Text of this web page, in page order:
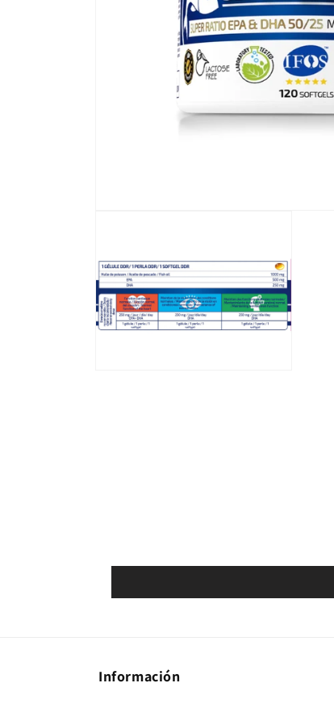
Información